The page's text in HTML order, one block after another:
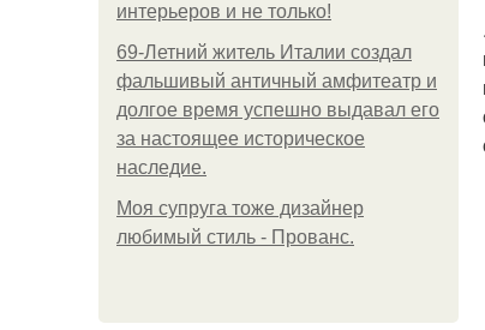
интерьеров и не только!
69-Летний житель Италии создал
фальшивый античный амфитеатр и
долгое время успешно выдавал его
за настоящее историческое
наследие.
Моя супруга тоже дизайнер
любимый стиль - Прованс.